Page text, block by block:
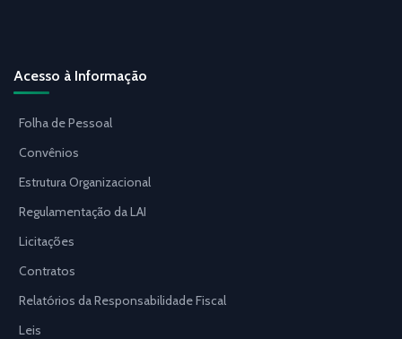
Acesso à Informação
Folha de Pessoal
Convênios
Estrutura Organizacional
Regulamentação da LAI
Licitações
Contratos
Relatórios da Responsabilidade Fiscal
Leis